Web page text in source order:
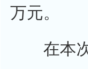
万元。
在本